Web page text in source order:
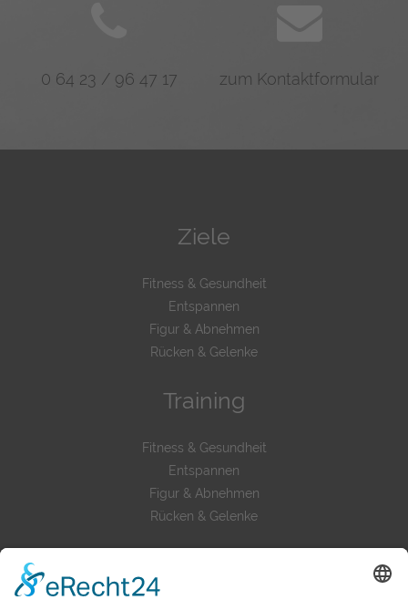
0 64 23 / 96 47 17 zum Kontaktformular
Ziele
Fitness & Gesundheit
Entspannen
Figur & Abnehmen
Rücken & Gelenke
Training
Fitness & Gesundheit
Entspannen
Figur & Abnehmen
Rücken & Gelenke